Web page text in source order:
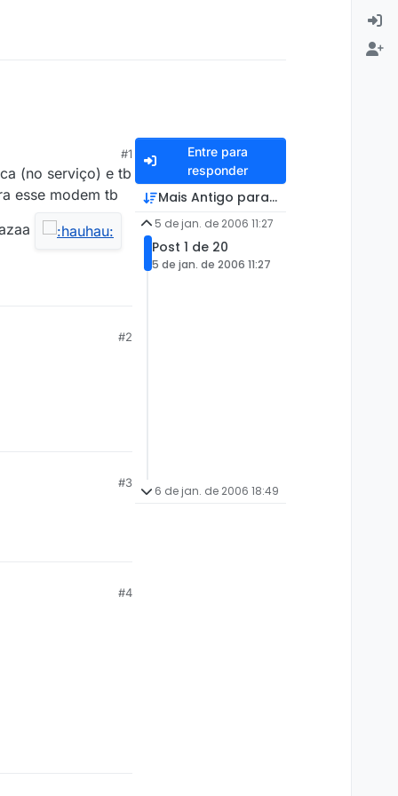
#1
(no serviço) e tb
esse modem tb
#2
#3
#4
Entre para
responder
Mais Antigo para Mais Recente
5 de jan. de 2006 11:27
Post 1 de 20
5 de jan. de 2006 11:27
6 de jan. de 2006 18:49